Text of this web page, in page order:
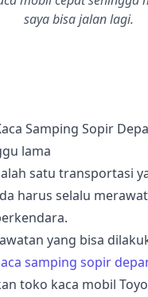
saya bisa jalan lagi.
Samping Sopir
lama
satu transportasi
harus selalu
yang bisa
samping sopir
toko kaca mobil